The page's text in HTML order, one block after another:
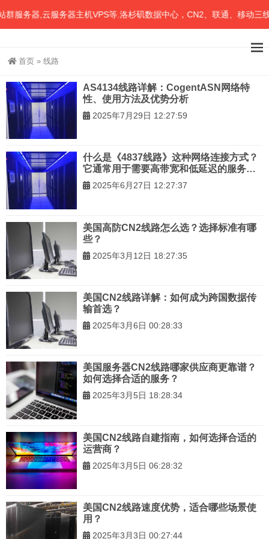
务器,云服务器主机VPS等.洛杉矶数据中心，CN2、联通、移动三线
首页 » 线路
AS4134线路详解：CogentASN网络特
性、使用方法及优势分析
2025年7月29日 12:27:59
什么是《4837线路》这种网络连接方式？
它通常用于需要高带宽和低延迟的服务器
场景。
2025年6月27日 12:27:37
美国高防CN2线路怎么选？选择标准有哪
些？
2025年3月12日 18:27:35
美国CN2线路详解：如何成为跨国数据传
输首选？
2025年3月6日 00:28:33
美国服务器CN2线路哪家供应商更靠谱？
如何选择合适的服务？
2025年3月5日 18:28:34
美国CN2线路自建指南，如何选择合适的
运营商？
2025年3月5日 06:28:32
美国CN2线路速度优势，适合哪些场景使
用？
2025年3月3日 00:27:44